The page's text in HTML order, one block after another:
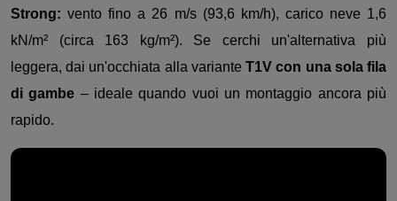
Strong: vento fino a 26 m/s (93,6 km/h), carico neve 1,6
kN/m² (circa 163 kg/m²). Se cerchi un'alternativa più
leggera, dai un'occhiata alla varianteT1V con una sola fila
di gambe – ideale quando vuoi un montaggio ancora più
rapido.